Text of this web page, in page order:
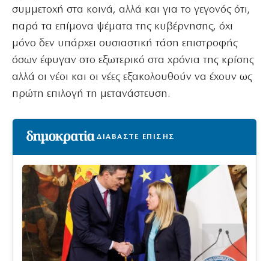
συμμετοχή στα κοινά, αλλά και για το γεγονός ότι,
παρά τα επίμονα ψέματα της κυβέρνησης, όχι
μόνο δεν υπάρχει ουσιαστική τάση επιστροφής
όσων έφυγαν στο εξωτερικό στα χρόνια της κρίσης
αλλά οι νέοι και οι νέες εξακολουθούν να έχουν ως
πρώτη επιλογή τη μετανάστευση.
ΔΙΑΒΑΣΤΕ ΕΠΙΣΗΣ